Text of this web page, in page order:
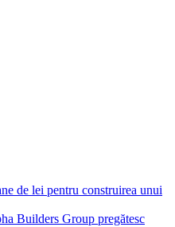
de lei pentru construirea unui
Builders Group pregătesc